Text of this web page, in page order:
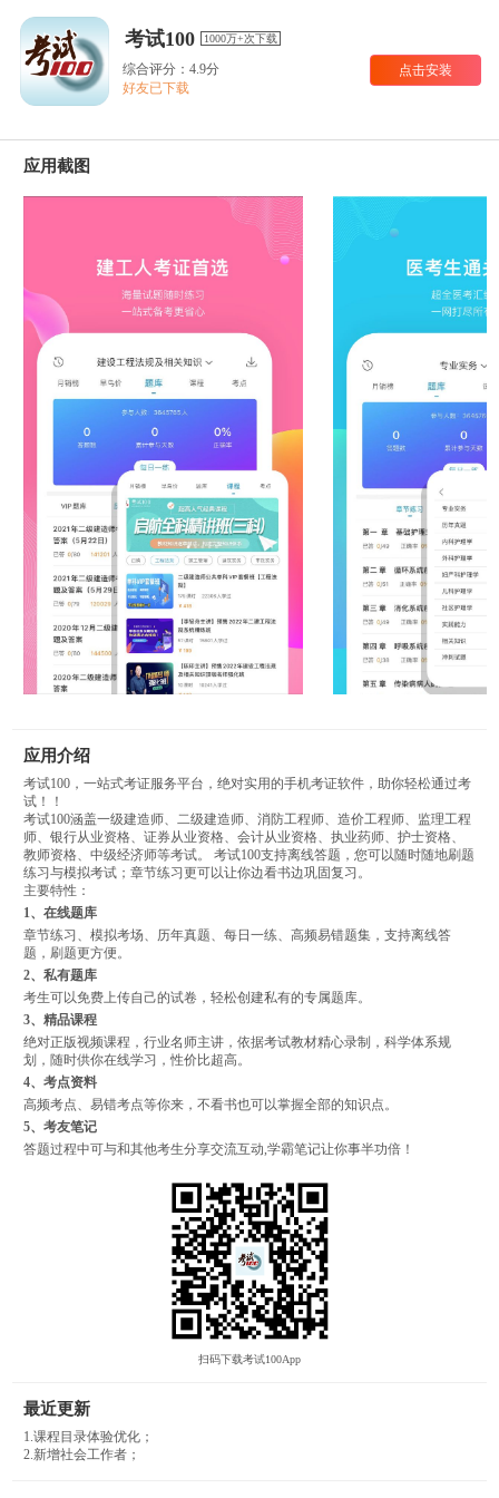
考试100 1000万+次下载
综合评分：4.9分
好友已下载
点击安装
应用截图
应用介绍
考试100，一站式考证服务平台，绝对实用的手机考证软件，助你轻松通过考
试！！
考试100涵盖一级建造师、二级建造师、消防工程师、造价工程师、监理工程
师、银行从业资格、证券从业资格、会计从业资格、执业药师、护士资格、
教师资格、中级经济师等考试。 考试100支持离线答题，您可以随时随地刷题
练习与模拟考试；章节练习更可以让你边看书边巩固复习。
主要特性：
1、在线题库
章节练习、模拟考场、历年真题、每日一练、高频易错题集，支持离线答
题，刷题更方便。
2、私有题库
考生可以免费上传自己的试卷，轻松创建私有的专属题库。
3、精品课程
绝对正版视频课程，行业名师主讲，依据考试教材精心录制，科学体系规
划，随时供你在线学习，性价比超高。
4、考点资料
高频考点、易错考点等你来，不看书也可以掌握全部的知识点。
5、考友笔记
答题过程中可与和其他考生分享交流互动,学霸笔记让你事半功倍！
扫码下载考试100App
最近更新
1.课程目录体验优化；
2.新增社会工作者；